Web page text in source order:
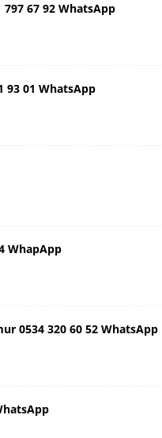
797 67 92 WhatsApp
93 01 WhatsApp
WhapApp
0534 320 60 52 WhatsApp